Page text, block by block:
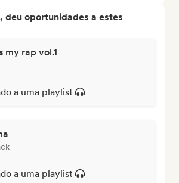
deu oportunidades a estes
my rap vol.1
a uma playlist
a uma playlist